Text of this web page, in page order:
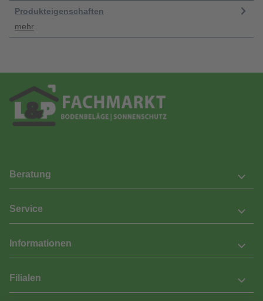
Produkteigenschaften
mehr
Beratung
Service
Informationen
Filialen